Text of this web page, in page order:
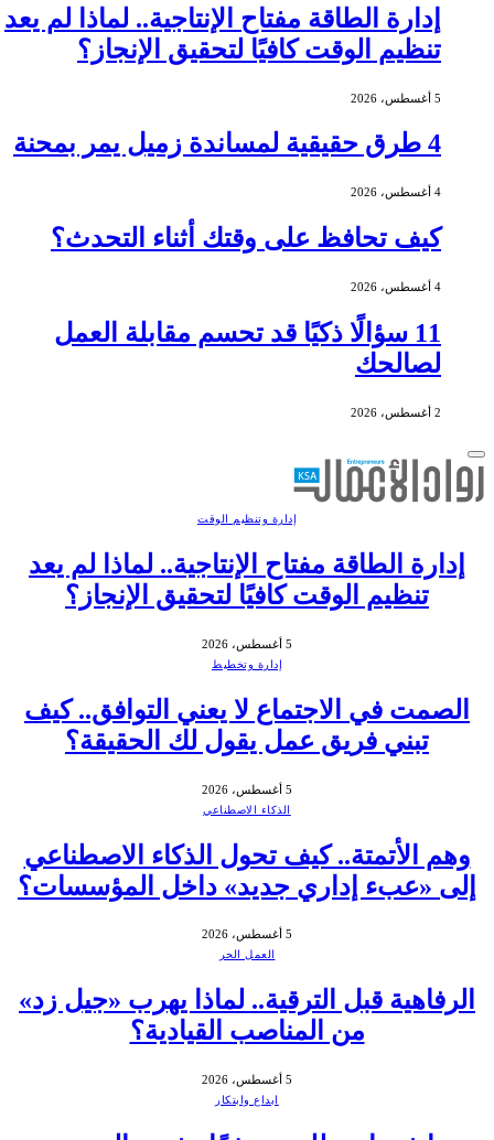
إدارة الطاقة مفتاح الإنتاجية.. لماذا لم يعد
تنظيم الوقت كافيًا لتحقيق الإنجاز؟
5 أغسطس، 2026
4 طرق حقيقية لمساندة زميل يمر بمحنة
4 أغسطس، 2026
كيف تحافظ على وقتك أثناء التحدث؟
4 أغسطس، 2026
11 سؤالًا ذكيًا قد تحسم مقابلة العمل
لصالحك
2 أغسطس، 2026
إدارة وتنظيم الوقت
إدارة الطاقة مفتاح الإنتاجية.. لماذا لم يعد
تنظيم الوقت كافيًا لتحقيق الإنجاز؟
5 أغسطس، 2026
إدارة وتخطيط
الصمت في الاجتماع لا يعني التوافق.. كيف
تبني فريق عمل يقول لك الحقيقة؟
5 أغسطس، 2026
الذكاء الاصطناعي
وهم الأتمتة.. كيف تحول الذكاء الاصطناعي
إلى «عبء إداري جديد» داخل المؤسسات؟
5 أغسطس، 2026
العمل الحر
الرفاهية قبل الترقية.. لماذا يهرب «جيل زد»
من المناصب القيادية؟
5 أغسطس، 2026
ابداع وابتكار